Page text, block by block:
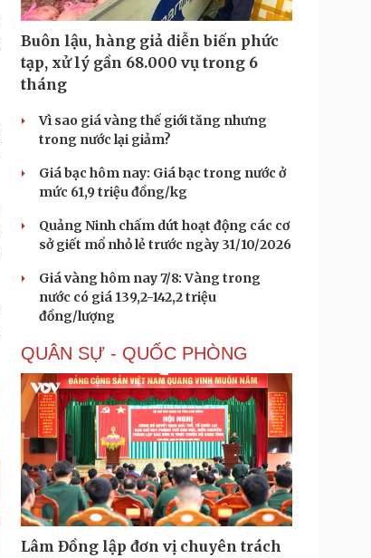
Buôn lậu, hàng giả diễn biến phức
tạp, xử lý gần 68.000 vụ trong 6
tháng
Vì sao giá vàng thế giới tăng nhưng
trong nước lại giảm?
Giá bạc hôm nay: Giá bạc trong nước ở
mức 61,9 triệu đồng/kg
Quảng Ninh chấm dứt hoạt động các cơ
sở giết mổ nhỏ lẻ trước ngày 31/10/2026
Giá vàng hôm nay 7/8: Vàng trong
nước có giá 139,2-142,2 triệu
đồng/lượng
QUÂN SỰ - QUỐC PHÒNG
Lâm Đồng lập đơn vị chuyên trách